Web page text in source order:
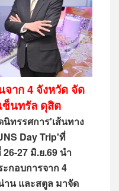
าก 4 จังหวัด จัด
ซ็นทรัล ดุสิต
รรศการ'เส้นทาง
Day Trip'ที่
27 มิ.ย.69 นำ
กอบการจาก 4
าน และสตูล มาจัด